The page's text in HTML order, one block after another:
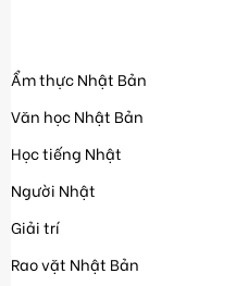
Ẩm thực Nhật Bản
Văn học Nhật Bản
Học tiếng Nhật
Người Nhật
Giải trí
Rao vặt Nhật Bản